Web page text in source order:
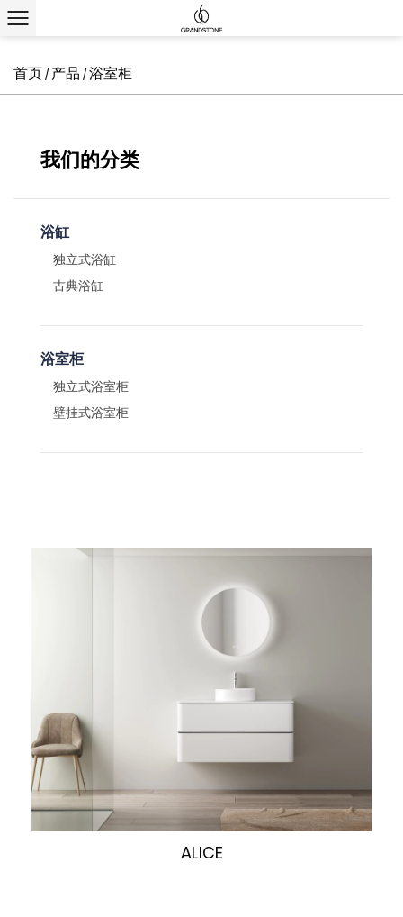
首页/ 产品 /浴室柜
我们的分类
浴缸
独立式浴缸
古典浴缸
浴室柜
独立式浴室柜
壁挂式浴室柜
快速浏览
ALICE